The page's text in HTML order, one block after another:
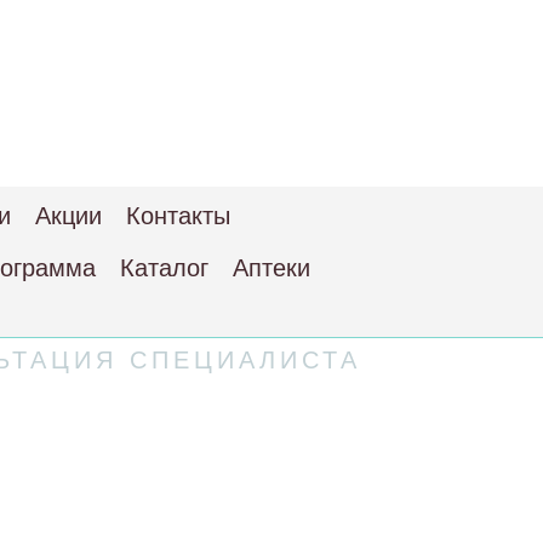
Акции
Контакты
Каталог Аптеки
СПЕЦИАЛИСТА